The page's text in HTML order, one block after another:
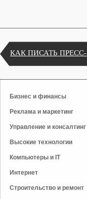
КАК ПИСАТЬ
Бизнес и финансы
Реклама и маркетинг
Управление и консалтинг
Высокие технологии
Компьютеры и IT
Интернет
Строительство и ремонт